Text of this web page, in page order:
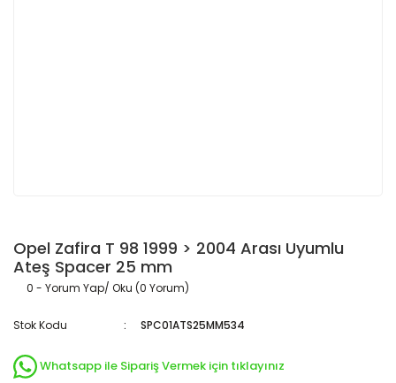
Opel Zafira T 98 1999 > 2004 Arası Uyumlu
Ateş Spacer 25 mm
0 - Yorum Yap/ Oku (0 Yorum)
Stok Kodu SPC01ATS25MM534
Whatsapp ile Sipariş Vermek için tıklayınız